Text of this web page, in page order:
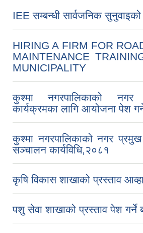
IEE सम्बन्धी सार्वजनिक
HIRING A FIRM FOR
MAINTENANCE
MUNICIPALITY
कुश्मा नगरपालिकाको
कार्यक्रमका लागि आयोजना पेश
कुश्मा नगरपालिकाको नगर प्रमुख
सञ्चालन कार्यविधि,२०८१
कृषि विकास शाखाको प्रस्ताव
पशु सेवा शाखाको प्रस्ताव पेश गर्ने